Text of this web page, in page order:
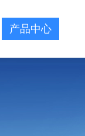
产品中心